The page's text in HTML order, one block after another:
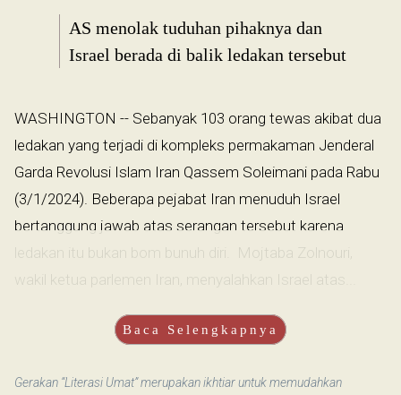
AS menolak tuduhan pihaknya dan
Israel berada di balik ledakan tersebut
WASHINGTON -- Sebanyak 103 orang tewas akibat dua
ledakan yang terjadi di kompleks permakaman Jenderal
Garda Revolusi Islam Iran Qassem Soleimani pada Rabu
(3/1/2024). Beberapa pejabat Iran menuduh Israel
bertanggung jawab atas serangan tersebut karena
ledakan itu bukan bom bunuh diri. Mojtaba Zolnouri,
wakil ketua parlemen Iran, menyalahkan Israel atas...
Baca Selengkapnya
Gerakan “Literasi Umat” merupakan ikhtiar untuk memudahkan